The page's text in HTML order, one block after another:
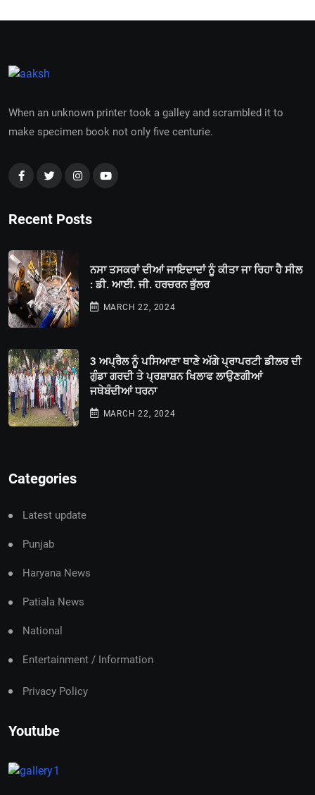
When an unknown printer took a galley and scrambled it to
make specimen book not only five centurie.
Recent Posts
ਨਸਾ ਤਸਕਰਾਂ ਦੀਆਂ ਜਾਇਦਾਦਾਂ ਨੂੰ ਕੀਤਾ ਜਾ ਰਿਹਾ ਹੈ ਸੀਲ
: ਡੀ. ਆਈ. ਜੀ. ਹਰਚਰਨ ਭੁੱਲਰ
MARCH 22, 2024
3 ਅਪ੍ਰੈਲ ਨੂੰ ਪਸਿਆਣਾ ਥਾਣੇ ਅੱਗੇ ਪ੍ਰਾਪਰਟੀ ਡੀਲਰ ਦੀ
ਗੁੰਡਾ ਗਰਦੀ ਤੇ ਪ੍ਰਸ਼ਾਸ਼ਨ ਖਿਲਾਫ ਲਾਉਣਗੀਆਂ
ਜਥੇਬੰਦੀਆਂ ਧਰਨਾ
MARCH 22, 2024
Categories
Latest update
Punjab
Haryana News
Patiala News
National
Entertainment / Information
Privacy Policy
Youtube